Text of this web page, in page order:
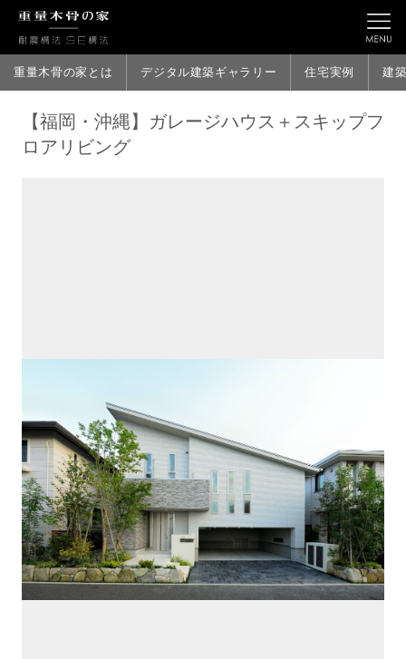
重量木骨の家とは デジタル建築ギャラリー 住宅実例 建
【福岡・沖縄】ガレージハウス＋スキップフ
ロアリビング